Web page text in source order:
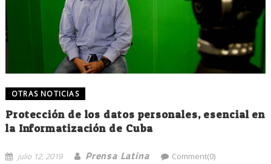
OTRAS NOTICIAS
Protección de los datos personales, esencial en
la Informatización de Cuba
julio 12, 2019 Prensa Latina Comment(0)